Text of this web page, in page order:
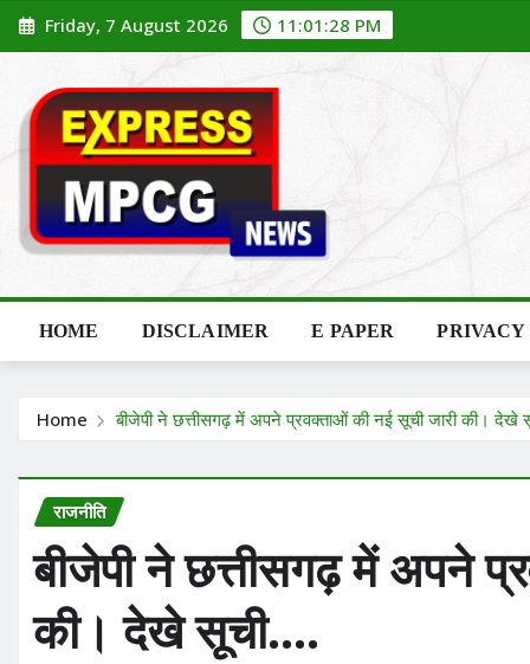
Skip
to
Friday, 7 August 2026 11:01:29 PM
HOME DISCLAIMER E PAPER
Home बीजेपी ने छत्तीसगढ़ में अपने प्रवक्ताओं की नई सूची जारी की। देखे
राजनीति
बीजेपी ने छत्तीसगढ़ में अपने
की। देखे सूची….